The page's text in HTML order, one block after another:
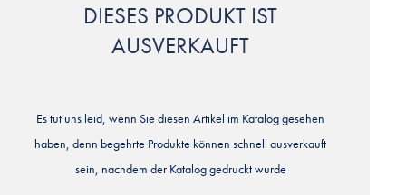
DIESES PRODUKT IST
AUSVERKAUFT
Es tut uns leid, wenn Sie diesen Artikel im Katalog gesehen
haben, denn begehrte Produkte können schnell ausverkauft
sein, nachdem der Katalog gedruckt wurde